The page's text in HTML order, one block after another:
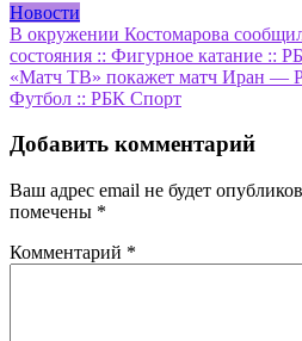
Новости
Навигация
по
записям
В окружении Костомарова
состояния :: Фигурное катание ::
«Матч ТВ» покажет матч Иран —
Футбол :: РБК Спорт
Добавить комментарий
Ваш адрес email не будет
помечены *
Комментарий *